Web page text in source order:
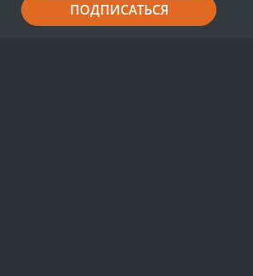
ПОДПИСАТЬСЯ